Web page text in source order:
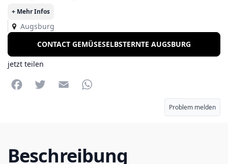
+ Mehr Infos
Augsburg
CONTACT GEMÜSESELBSTERNTE AUGSBURG
jetzt teilen
FacebookTwitter Email
Problem melden
Beschreibung